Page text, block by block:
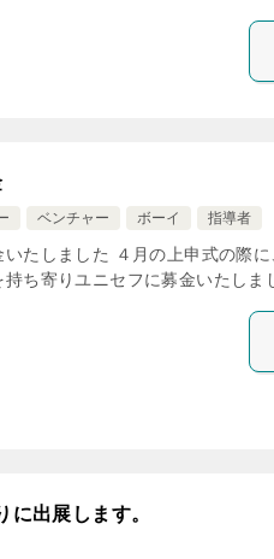
ベンチャー ボーイ 指導者
いたしました ４月の上申式の際
ち寄りユニセフに募金いたしま
出展します。